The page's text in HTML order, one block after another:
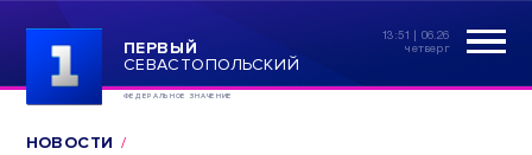
ПЕРВЫЙ
СЕВАСТОПОЛЬСКИЙ
ФЕДЕРАЛЬНОЕ ЗНАЧЕНИЕ
13:51 | 06.26
четверг
НОВОСТИ